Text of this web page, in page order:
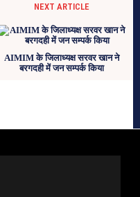
NEXT ARTICLE
AIMIM के जिलाध्यक्ष सरवर खान ने
बरगदही में जन सम्पर्क किया